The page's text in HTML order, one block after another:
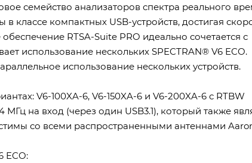
семейство анализаторов спектра реального
классе компактных USB-устройств, достигая
RTSA-Suite PRO идеально сочетается с
использование нескольких SPECTRAN® V6 ECO.
использование нескольких устройств.
V6-100XA-6, V6-150XA-6 и V6-200XA-6 с RTBW
на вход (через один USB3.1), который также
со всеми распространенными антеннами
ECO: